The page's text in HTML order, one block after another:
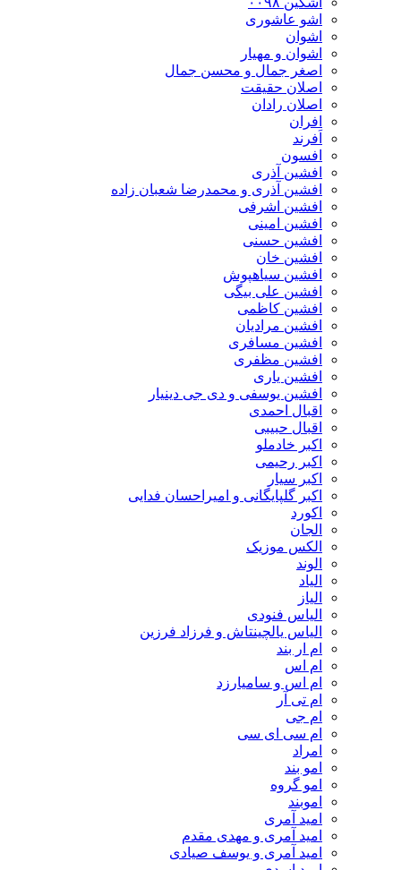
اشو عاشوری
اشوان
اشوان و مهیار
اصغر جمال و محسن جمال
اصلان حقیقت
اصلان رادان
افران
اَفرند
افسون
افشین آذری
افشین آذری و محمدرضا شعبان زاده
افشین اشرفی
افشین امینی
افشین حسنی
افشین خان
افشین سیاهپوش
افشین علی بیگی
افشین کاظمی
افشین مرادیان
افشین مسافری
افشین مظفری
افشین یاری
افشین یوسفی و دی جی دینیار
اقبال احمدی
اقبال حبیبی
اکبر خادملو
اکبر رحیمی
اکبر سیار
اکبر گلپایگانی و امیراحسان فدایی
اکورد
الجان
الکس موزیک
الوند
الیاد
الیاز
الیاس فنودی
الیاس یالچینتاش و فرزاد فرزین
ام‌ ار بند
ام اس
ام اس و سامیارزد
ام تی آر
ام جی
ام سی ای سی
امراد
امو بند
امو گروه
اموبند
امید آمری
امید آمری و مهدی مقدم
امید آمری و یوسف صیادی